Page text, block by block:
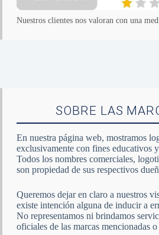
Nuestros clientes nos valoran con una
SOBRE LAS
En nuestra página web, mostramos
exclusivamente con fines educativos
Todos los nombres comerciales,
son propiedad de sus respectivos
Queremos dejar en claro a nuestros
existe intención alguna de inducir a
No representamos ni brindamos
oficiales de las marcas mencionadas o